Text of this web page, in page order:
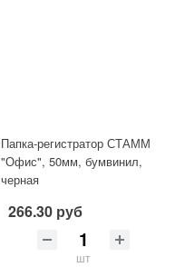
Папка-регистратор СТАММ
"Офис", 50мм, бумвинил,
черная
266.30 руб
шт